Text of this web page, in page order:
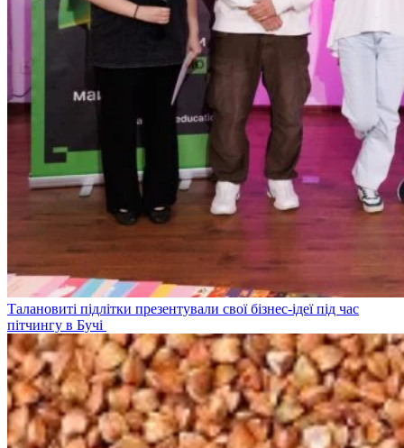
Талановиті підлітки презентували свої бізнес-ідеї під час
пітчингу в Бучі